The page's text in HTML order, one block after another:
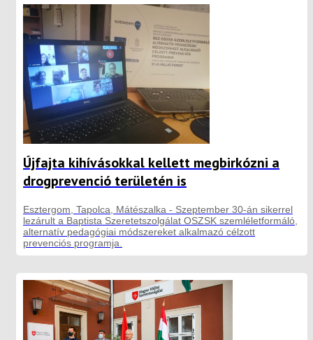
Újfajta kihívásokkal kellett megbirkózni a
drogprevenció területén is
Esztergom, Tapolca, Mátészalka - Szeptember 30-án sikerrel
lezárult a Baptista Szeretetszolgálat OSZSK szemléletformáló,
alternatív pedagógiai módszereket alkalmazó célzott
prevenciós programja.